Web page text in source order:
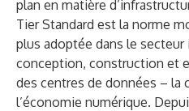
plan en matière
Tier Standard est la norme
plus adoptée dans le
conception, construction et
des centres de données – la
l’économie numérique.